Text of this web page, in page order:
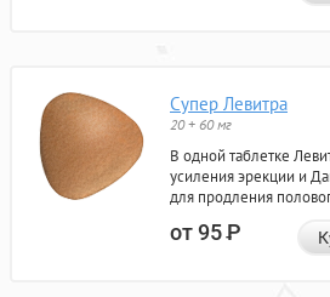
Супер Левитра
20 + 60 мг
В одной таблетке
усиления эрекции и
для продления
от 95Р